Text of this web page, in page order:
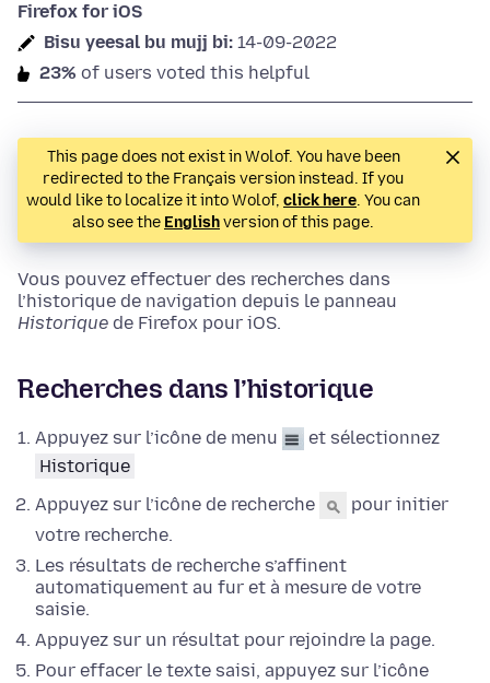
Firefox for iOS
Bisu yeesal bu mujj bi: 14-09-2022
23% of users voted this helpful
This page does not exist in Wolof. You have been
redirected to the Français version instead. If you
would like to localize it into Wolof, click here. You can
also see the Englishversion of this page.
Vous pouvez effectuer des recherches dans
l’historique de navigation depuis le panneau
Historique de Firefox pour iOS.
Recherches dans l’historique
Appuyez sur l’icône de menu
et sélectionnez
Historique
Appuyez sur l’icône de recherche
pour initier
votre recherche.
Les résultats de recherche s’affinent
automatiquement au fur et à mesure de votre
saisie.
Appuyez sur un résultat pour rejoindre la page.
Pour effacer le texte saisi, appuyez sur l’icône